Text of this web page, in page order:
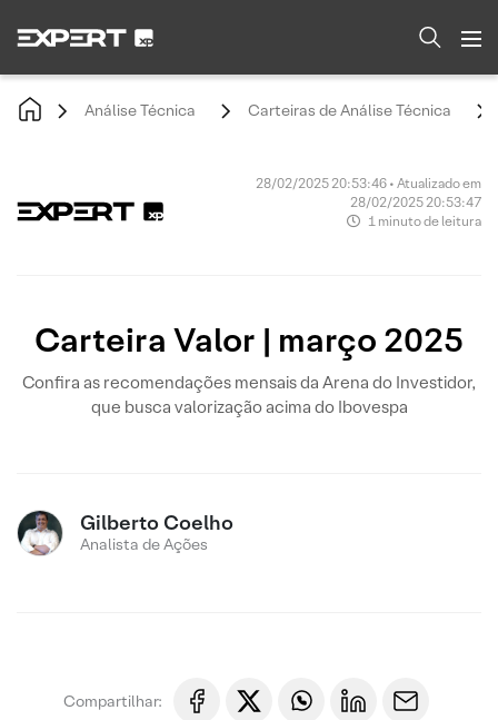
Análise Técnica Carteiras de Análise Técnica
28/02/2025 20:53:46 • Atualizado em
28/02/2025 20:53:47
1 minuto de leitura
Carteira Valor | março 2025
Confira as recomendações mensais da Arena do Investidor,
que busca valorização acima do Ibovespa
Gilberto Coelho
Analista de Ações
Compartilhar: